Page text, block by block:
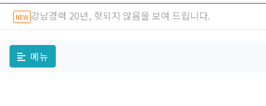
NEW 강남경력 20년, 헛되지 않음을 보여 드립니다.
메뉴